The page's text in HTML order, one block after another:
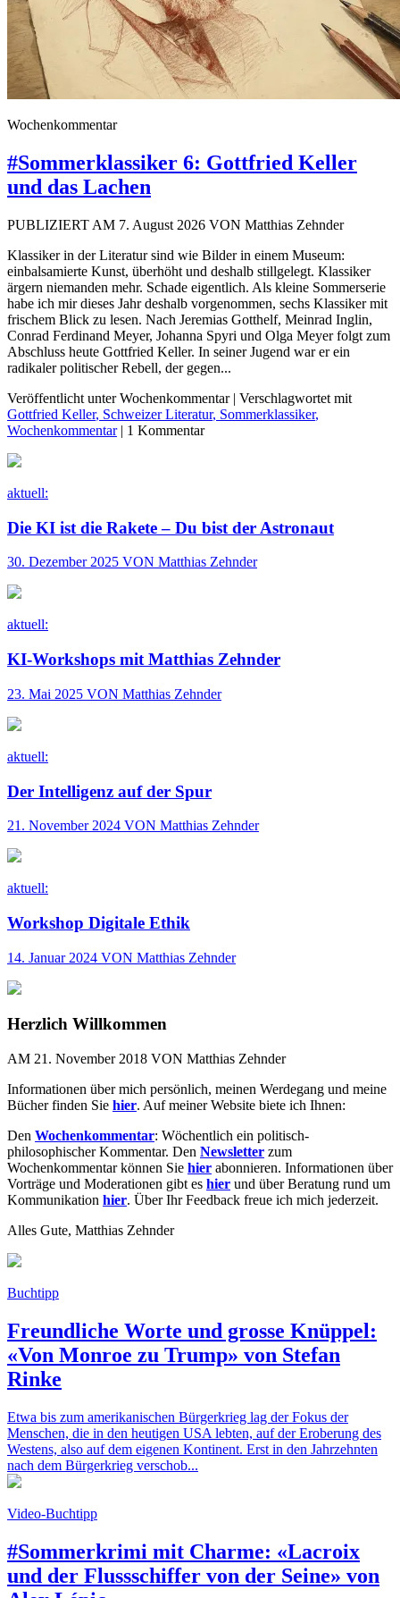
Wochenkommentar
#Sommerklassiker 6: Gottfried Keller
und das Lachen
PUBLIZIERT AM 7. August 2026 VON Matthias Zehnder
Klassiker in der Literatur sind wie Bilder in einem Museum:
einbalsamierte Kunst, überhöht und deshalb stillgelegt. Klassiker
ärgern niemanden mehr. Schade eigentlich. Als kleine Sommerserie
habe ich mir dieses Jahr deshalb vorgenommen, sechs Klassiker mit
frischem Blick zu lesen. Nach Jeremias Gotthelf, Meinrad Inglin,
Conrad Ferdinand Meyer, Johanna Spyri und Olga Meyer folgt zum
Abschluss heute Gottfried Keller. In seiner Jugend war er ein
radikaler politischer Rebell, der gegen...
Veröffentlicht unter Wochenkommentar | Verschlagwortet mit
Gottfried Keller, Schweizer Literatur, Sommerklassiker,
Wochenkommentar| 1 Kommentar
aktuell:
Die KI ist die Rakete – Du bist der Astronaut
30. Dezember 2025 VON Matthias Zehnder
aktuell:
KI-Workshops mit Matthias Zehnder
23. Mai 2025 VON Matthias Zehnder
aktuell:
Der Intelligenz auf der Spur
21. November 2024 VON Matthias Zehnder
aktuell:
Workshop Digitale Ethik
14. Januar 2024 VON Matthias Zehnder
Herzlich Willkommen
AM 21. November 2018 VON Matthias Zehnder
Informationen über mich persönlich, meinen Werdegang und meine
Bücher finden Sie hier. Auf meiner Website biete ich Ihnen:
Den Wochenkommentar: Wöchentlich ein politisch-
philosophischer Kommentar. Den Newsletter zum
Wochenkommentar können Sie hier abonnieren. Informationen über
Vorträge und Moderationen gibt es hier und über Beratung rund um
Kommunikation hier. Über Ihr Feedback freue ich mich jederzeit.
Alles Gute, Matthias Zehnder
Buchtipp
Freundliche Worte und grosse Knüppel:
«Von Monroe zu Trump» von Stefan
Rinke
Etwa bis zum amerikanischen Bürgerkrieg lag der Fokus der
Menschen, die in den heutigen USA lebten, auf der Eroberung des
Westens, also auf dem eigenen Kontinent. Erst in den Jahrzehnten
nach dem Bürgerkrieg verschob...
Video-Buchtipp
#Sommerkrimi mit Charme: «Lacroix
und der Flussschiffer von der Seine» von